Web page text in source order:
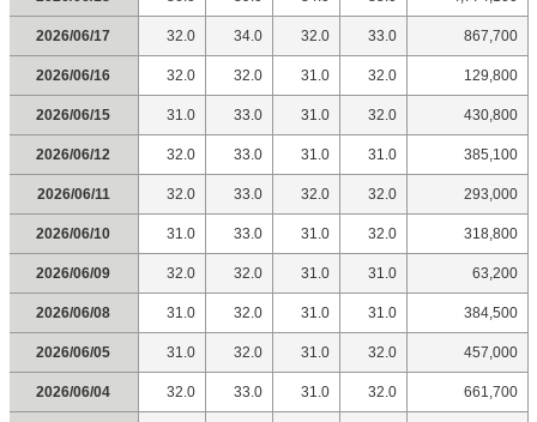
2026/06/17 32.0 34.0 32.0 33.0 867,700
2026/06/16 32.0 32.0 31.0 32.0 129,800
2026/06/15 31.0 33.0 31.0 32.0 430,800
2026/06/12 32.0 33.0 31.0 31.0 385,100
2026/06/11 32.0 33.0 32.0 32.0 293,000
2026/06/10 31.0 33.0 31.0 32.0 318,800
2026/06/09 32.0 32.0 31.0 31.0 63,200
2026/06/08 31.0 32.0 31.0 31.0 384,500
2026/06/05 31.0 32.0 31.0 32.0 457,000
2026/06/04 32.0 33.0 31.0 32.0 661,700